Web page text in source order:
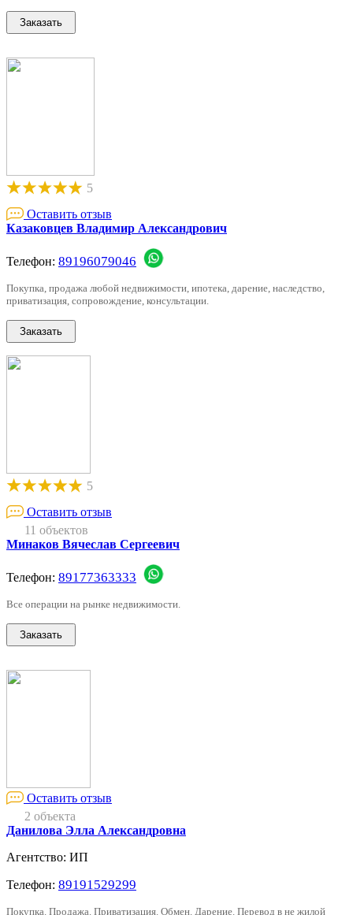
5
Оставить отзыв
Казаковцев Владимир Александрович
Телефон: 89196079046
Покупка, продажа любой недвижимости, ипотека, дарение, наследство,
приватизация, сопровождение, консультации.
5
Оставить отзыв
11 объектов
Минаков Вячеслав Сергеевич
Телефон: 89177363333
Все операции на рынке недвижимости.
Оставить отзыв
2 объекта
Данилова Элла Александровна
Агентство: ИП
Телефон: 89191529299
Покупка. Продажа. Приватизация. Обмен. Дарение. Перевод в не жилой